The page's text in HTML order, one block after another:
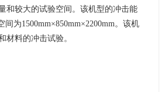
和较大的试验空间。该机型的冲击能
间为1500mm×850mm×2200mm。该机
材料的冲击试验。